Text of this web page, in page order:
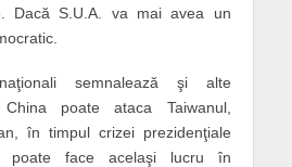
Dacă S.U.A. va mai avea un
semnalează şi alte
poate ataca Taiwanul,
în timpul crizei prezidenţiale
poate face acelaşi lucru în